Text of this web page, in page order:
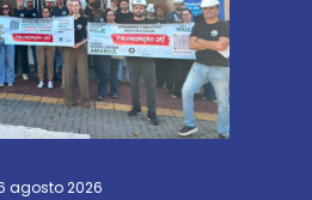
agosto 2026
agosto 2026
agosto 2026